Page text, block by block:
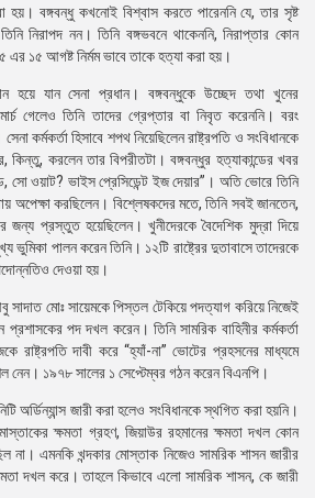
হয়। বঙ্গবন্ধু কখনোই বিশ্বাস করতে পারেননি যে, তার সৃষ্ট
নিরাপদ নন। তিনি বঙ্গভবনে থাকেননি, নিরাপ্তার কোন
১৫ আগষ্ট নির্মম ভাবে তাকে হত্যা করা হয়।
হয়ে যান সেনা প্রধান। বঙ্গবন্ধুকে উচ্ছেদ তথা খুনের
গেলেও তিনি তাদের গ্রেপ্তার বা নিবৃত করেননি। বরং
কর্মকর্তা হিসাবে শপথ নিয়েছিলেন রাষ্ট্রপতি ও সংবিধানকে
কিন্তু, করলেন তার বিপরীতটা। বঙ্গবন্ধুর হত্যাকান্ডের খবর
সো ওয়াট? ভাইস প্রেসিডেন্ট ইজ দেয়ার”। অতি ভোরে তিনি
অপেক্ষা করছিলেন। বিশ্লেষকদের মতে, তিনি সবই জানতেন,
জন্য প্রস্তুত হয়েছিলেন। খুনীদেরকে বৈদেশিক মুদ্রা দিয়ে
ভুমিকা পালন করেন তিনি। ১২টি রাষ্ট্রের দুতাবাসে তাদেরকে
দেওয়া হয়।
মোঃ সায়েমকে পিস্তল টেকিয়ে পদত্যাগ করিয়ে নিজেই
পদ দখল করেন। তিনি সামরিক বাহিনীর কর্মকর্তা
রাষ্ট্রপতি দাবী করে “হ্যাঁ-না” ভোটের প্রহসনের মাধ্যমে
১৯৭৮ সালের ১ সেপ্টেম্বর গঠন করেন বিএনপি।
অর্ডিন্যান্স জারী করা হলেও সংবিধানকে স্থগিত করা হয়নি।
ক্ষমতা গ্রহণ, জিয়াউর রহমানের ক্ষমতা দখল কোন
এমনকি খন্দকার মোস্তাক নিজেও সামরিক শাসন জারীর
দখল করে। তাহলে কিভাবে এলো সামরিক শাসন, কে জারী